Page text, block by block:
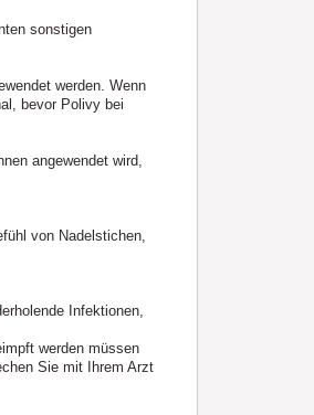
sonstigen
werden. Wenn
bevor Polivy bei
angewendet wird,
von Nadelstichen,
Infektionen,
werden müssen
Sie mit Ihrem Arzt